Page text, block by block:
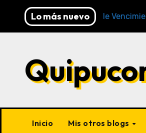
Lo más nuevo
Cronogramas de Vencimiento
Inicio Mis otros blogs